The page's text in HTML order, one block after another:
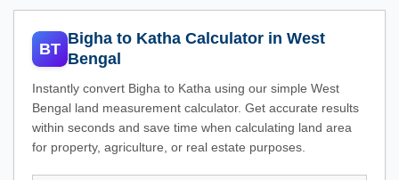
BT
Bigha to Katha Calculator in West
Bengal
Instantly convert Bigha to Katha using our simple West
Bengal land measurement calculator. Get accurate results
within seconds and save time when calculating land area
for property, agriculture, or real estate purposes.